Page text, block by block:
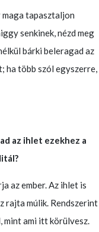
tapasztaljon
senkinek, nézd meg
bárki beleragad az
ha több szól egyszerre,
az ihlet ezekhez a
az ember. Az ihlet is
rajta múlik. Rendszerint
mint ami itt körülvesz.